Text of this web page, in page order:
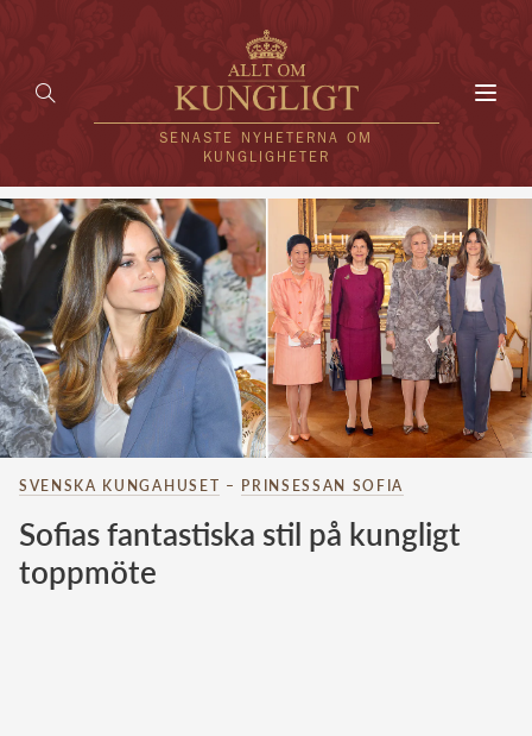
SENASTE NYHETERNA OM
KUNGLIGHETER
HEM
KUNGAFAMILJEN
UTLÄNDSKT
KÄNDISAR
VÄRLDENS KUNGAHUS
Svenska kungahuset
Brittiska kungahuset
SVENSKA KUNGAHUSET – PRINSESSAN SOFIA
Sofias fantastiska stil på kungligt
toppmöte